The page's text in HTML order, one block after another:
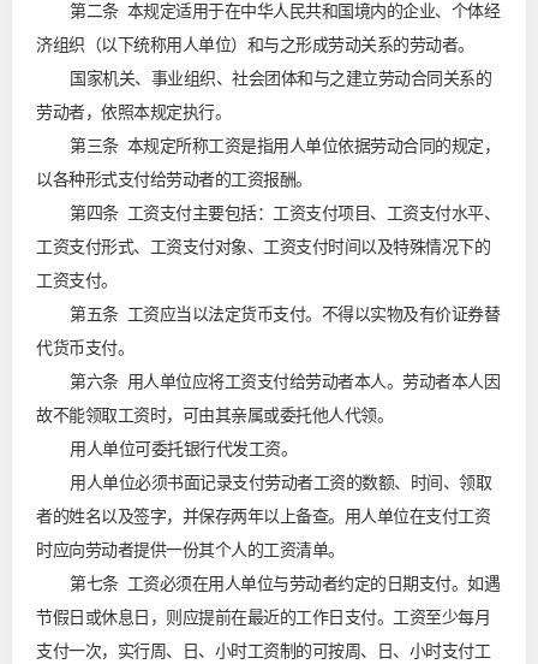
第二条 本规定适用于在中华人民共和国境内的企业、个体经
济组织（以下统称用人单位）和与之形成劳动关系的劳动者。
国家机关、事业组织、社会团体和与之建立劳动合同关系的
劳动者，依照本规定执行。
第三条 本规定所称工资是指用人单位依据劳动合同的规定，
以各种形式支付给劳动者的工资报酬。
第四条 工资支付主要包括：工资支付项目、工资支付水平、
工资支付形式、工资支付对象、工资支付时间以及特殊情况下的
工资支付。
第五条 工资应当以法定货币支付。不得以实物及有价证券替
代货币支付。
第六条 用人单位应将工资支付给劳动者本人。劳动者本人因
故不能领取工资时，可由其亲属或委托他人代领。
用人单位可委托银行代发工资。
用人单位必须书面记录支付劳动者工资的数额、时间、领取
者的姓名以及签字，并保存两年以上备查。用人单位在支付工资
时应向劳动者提供一份其个人的工资清单。
第七条 工资必须在用人单位与劳动者约定的日期支付。如遇
节假日或休息日，则应提前在最近的工作日支付。工资至少每月
支付一次，实行周、日、小时工资制的可按周、日、小时支付工